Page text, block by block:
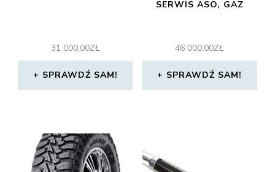
31 000,00ZŁ
SPRAWDŹ SAM!
SERWIS ASO, GAZ
46 000,00ZŁ
SPRAWDŹ SAM!